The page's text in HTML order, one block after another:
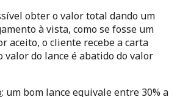
obter o valor total dando um
à vista, como se fosse um
aceito, o cliente recebe a carta
valor do lance é abatido do valor
: um bom lance equivale entre 30% a